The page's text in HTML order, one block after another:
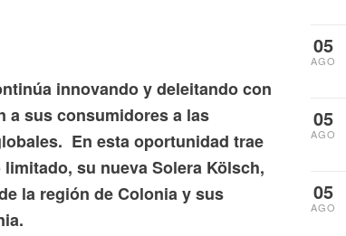
innovando y deleitando con
a sus consumidores a las
En esta oportunidad trae
su nueva Solera Kölsch,
la región de Colonia y sus
05
AGO
05
AGO
05
AGO